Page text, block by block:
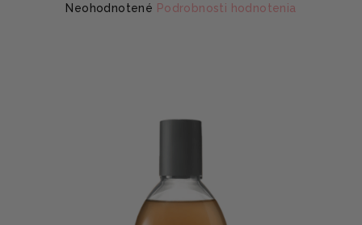
Priemerné
Neohodnotené Podrobnosti hodnotenia